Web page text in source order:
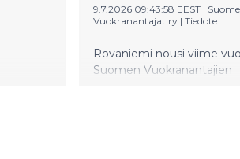
9.7.2026 09:43:58 EEST |
Vuokranantajat ry | Tiedote
Rovaniemi nousi viime
Suomen Vuokranantajien